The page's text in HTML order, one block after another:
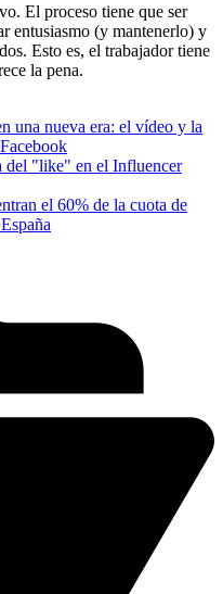
El proceso tiene que ser
entusiasmo (y mantenerlo) y
Esto es, el trabajador tiene
la pena.
una nueva era: el vídeo y la
del "like" en el Influencer
el 60% de la cuota de